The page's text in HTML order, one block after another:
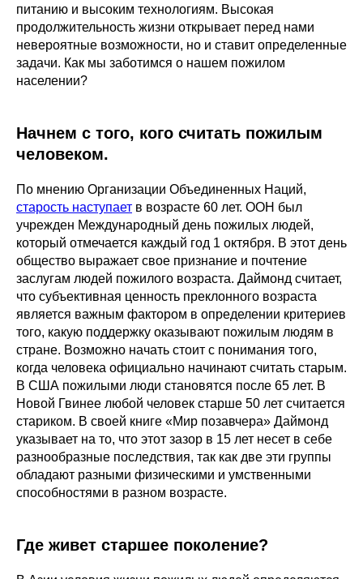
питанию и высоким технологиям. Высокая
продолжительность жизни открывает перед нами
невероятные возможности, но и ставит определенные
задачи. Как мы заботимся о нашем пожилом
населении?
Начнем с того, кого считать пожилым
человеком.
По мнению Организации Объединенных Наций,
старость наступает в возрасте 60 лет. ООН был
учрежден Международный день пожилых людей,
который отмечается каждый год 1 октября. В этот день
общество выражает свое признание и почтение
заслугам людей пожилого возраста. Даймонд считает,
что субъективная ценность преклонного возраста
является важным фактором в определении критериев
того, какую поддержку оказывают пожилым людям в
стране. Возможно начать стоит с понимания того,
когда человека официально начинают считать старым.
В США пожилыми люди становятся после 65 лет. В
Новой Гвинее любой человек старше 50 лет считается
стариком. В своей книге «Мир позавчера» Даймонд
указывает на то, что этот зазор в 15 лет несет в себе
разнообразные последствия, так как две эти группы
обладают разными физическими и умственными
способностями в разном возрасте.
Где живет старшее поколение?